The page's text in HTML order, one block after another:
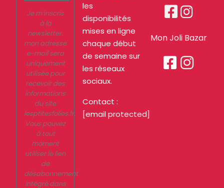
Je m’inscris
à la
newsletter.
mon adresse
e-mail sera
uniquement
utilisée pour
recevoir des
informations
du site
lesptitesfolies.fr.
Vous pouvez
à tout
moment
utiliser le lien
de
désabonnement
intégré dans
les
disponibilités
mises en ligne
chaque début
de semaine sur
les réseaux
sociaux.
Contact :
[email protected]
 
Mon Joli Bazar
 